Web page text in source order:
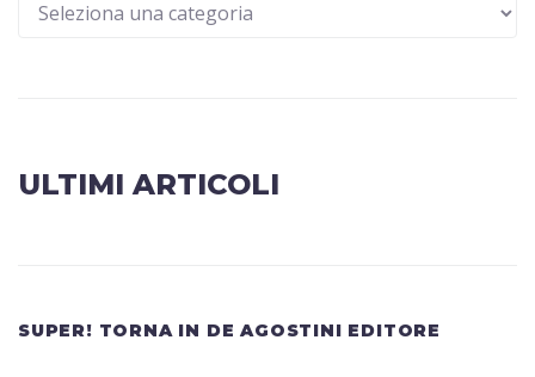
ULTIMI ARTICOLI
SUPER! TORNA IN DE AGOSTINI EDITORE